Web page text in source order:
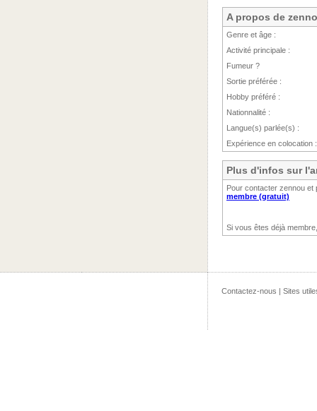
A propos de
Genre et âge :
Activité principale :
Fumeur ?
Sortie préférée :
Hobby préféré :
Nationnalité :
Langue(s) parlée(s) :
Expérience en colocation :
Plus d'infos sur
Pour contacter zennou
membre (gratuit)
Si vous êtes déjà
Contactez-nous | Sites